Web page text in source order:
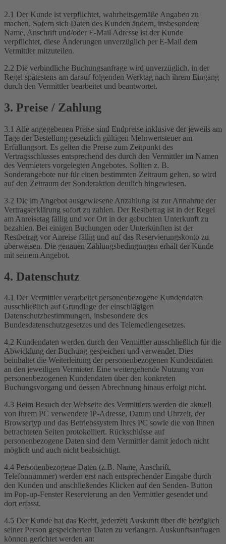
2.1 Der Kunde ist verpflichtet, wahrheitsgemäße Angaben zu
machen. Sofern sich Daten des Kunden ändern, insbesondere
Name, Anschrift und/oder E-Mail Adresse ist der Kunde
verpflichtet, diese Änderungen unverzüglich per E-Mail dem
Vermittler mitzuteilen.
2.2 Die verbindliche Buchungsanfrage wird unverzüglich, in der
Regel spätestens am darauf folgenden Werktag nach ihrem Eingang
durch den Vermittler bearbeitet und beantwortet.
3. Preise / Zahlung
3.1 Alle angegebenen Preise sind Endpreise inklusive der jeweils am
Tage der Bestellung gesetzlich gültigen Mehrwertsteuer am
Erfüllungsort. Es gelten die Preise zum Zeitpunkt des
Vertragsschlusses entsprechend des durch den Vermittler im Namen
des Vermieters vorgelegten Angebotes. Sollten z. B.
Sonderangebote nur für einen bestimmten Zeitraum gelten, so wird
auf den Zeitraum der Sonderaktion deutlich hingewiesen.
3.2 Die im Angebot ausgewiesene Anzahlung ist zur Annahme der
Vertragserklärung sofort zu zahlen. Der Restbetrag ist in der Regel
am Anreisetag fällig und vor Ort in der gebuchten Unterkunft zu
bezahlen. Bei einigen Buchungen oder Unterkünften ist der
Restbetrag vor Anreise fällig und auf das Reservierungskonto zu
überweisen. Die genauen Zahlungsbedingungen erhält der Kunde
mit seinem Angebot.
4. Datenschutz
4.1 Der Vermittler verarbeitet personenbezogene Kundendaten
ausschließlich auf Grundlage der einschlägigen
Datenschutzbestimmungen, insbesondere des
Bundesdatenschutzgesetzes und des Telemediengesetzes.
4.2 Kundendaten werden durch den Vermittler ausschließlich für die
Abwicklung der Buchung gespeichert und verwendet. Dies
beinhaltet die Weiterleitung der personenbezogenen Kundendaten
an den jeweiligen Vermieter. Eine weitergehende Nutzung von
personenbezogenen Kundendaten über den konkreten
Buchungsvorgang und dessen Abrechnung hinaus erfolgt nicht.
4.3 Beim Besuch der Webseite des Vermittlers werden die aktuell
von Ihrem PC verwendete IP-Adresse, Datum und Uhrzeit, der
Browsertyp und das Betriebssystem Ihres PC sowie die von Ihnen
betrachteten Seiten protokolliert. Rückschlüsse auf
personenbezogene Daten sind dem Vermittler damit jedoch nicht
möglich und auch nicht beabsichtigt.
4.4 Personenbezogene Daten (z.B. Name, Anschrift,
Telefonnummer) werden erst nach entsprechender Eingabe durch
den Kunden und anschließendes Klicken auf den Senden- Button
im Pop-up-Fenster Reservierung an den Vermittler gesendet und
dort erfasst.
4.5 Der Kunde hat das Recht, jederzeit Auskunft über die bezüglich
seiner Person gespeicherten Daten zu verlangen. Auskunftsanfragen
können gerichtet werden an: